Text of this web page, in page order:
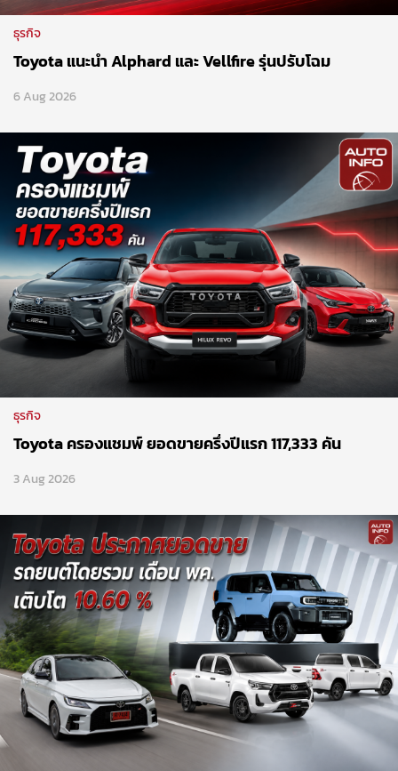
ธุรกิจ
Toyota แนะนำ Alphard และ Vellfire รุ่นปรับโฉม
6 Aug 2026
ธุรกิจ
Toyota ครองแชมพ์ ยอดขายครึ่งปีแรก 117,333 คัน
3 Aug 2026